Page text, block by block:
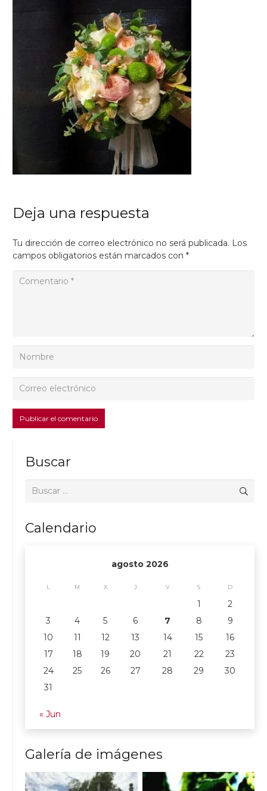
Deja una respuesta
Tu dirección de correo electrónico no será publicada. Los
campos obligatorios están marcados con *
Publicar el comentario
Buscar
Buscar:
Calendario
agosto 2026
L M X J V S D
1
2
3
4 5 6 7 8
9
10
11 12 13 14 15
16
17
18 19 20 21 22
23
24
25 26 27 28 29
30
31
« Jun
Galería de imágenes